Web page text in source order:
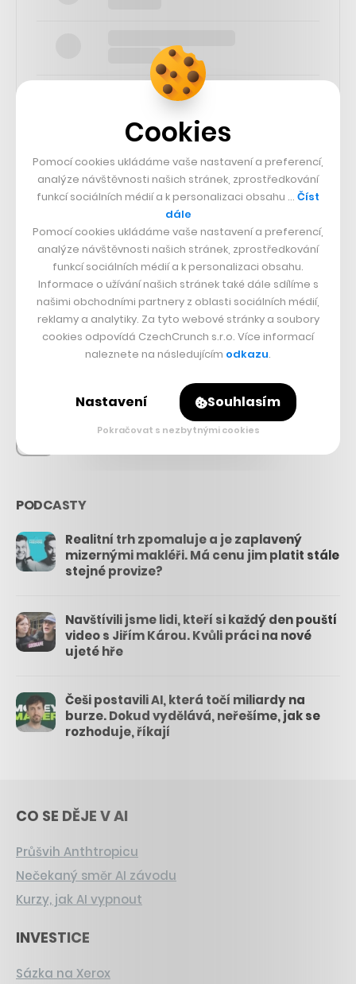
SLEDUJTE NÁS
73k
25k
56.4k
PODCASTY
Realitní trh zpomaluje a je zaplavený
mizernými makléři. Má cenu jim platit stále
stejné provize?
Navštívili jsme lidi, kteří si každý den pouští
video s Jiřím Károu. Kvůli práci na nové
ujeté hře
Češi postavili AI, která točí miliardy na
burze. Dokud vydělává, neřešíme, jak se
rozhoduje, říkají
CO SE DĚJE V AI
Průšvih Anthtropicu
Nečekaný směr AI závodu
Kurzy, jak AI vypnout
INVESTICE
Sázka na Xerox
Cookies
Pomocí cookies ukládáme vaše nastavení a preferencí,
analýze návštěvnosti našich stránek, zprostředkování
funkcí sociálních médií a k personalizaci obsahu … Číst
dále
Pomocí cookies ukládáme vaše nastavení a preferencí,
analýze návštěvnosti našich stránek, zprostředkování
funkcí sociálních médií a k personalizaci obsahu.
Informace o užívání našich stránek také dále sdílíme s
našimi obchodními partnery z oblasti sociálních médií,
reklamy a analytiky. Za tyto webové stránky a soubory
cookies odpovídá CzechCrunch s.r.o. Více informací
naleznete na následujícím odkazu.
Nastavení Souhlasím
Pokračovat s nezbytnými cookies